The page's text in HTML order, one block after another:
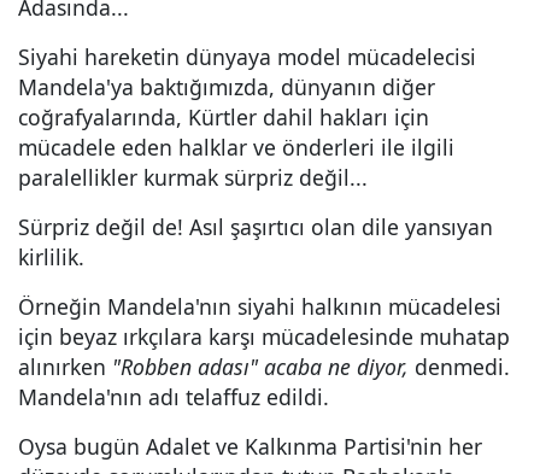
Adasında...
Siyahi hareketin dünyaya model mücadelecisi
Mandela'ya baktığımızda, dünyanın diğer
coğrafyalarında, Kürtler dahil hakları için
mücadele eden halklar ve önderleri ile ilgili
paralellikler kurmak sürpriz değil...
Sürpriz değil de! Asıl şaşırtıcı olan dile yansıyan
kirlilik.
Örneğin Mandela'nın siyahi halkının mücadelesi
için beyaz ırkçılara karşı mücadelesinde muhatap
alınırken "Robben adası" acaba ne diyor, denmedi.
Mandela'nın adı telaffuz edildi.
Oysa bugün Adalet ve Kalkınma Partisi'nin her